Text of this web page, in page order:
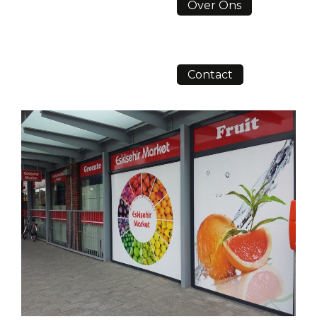
Over Ons
Contact
RAAMBELETTERING
Home >> Bedrijfsreclame Raambelettering